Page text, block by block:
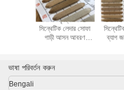
পিভিসি কৃত্রিম PU
সিন্থেটিক লেদার সোফা
গাড়ী আসন আবরণ
সোফা
ব্যাগ
ভাষা পরিবর্তন করুন
Bengali